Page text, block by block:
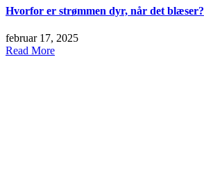
Hvorfor er strømmen dyr, når det blæser?
februar 17, 2025
Read More